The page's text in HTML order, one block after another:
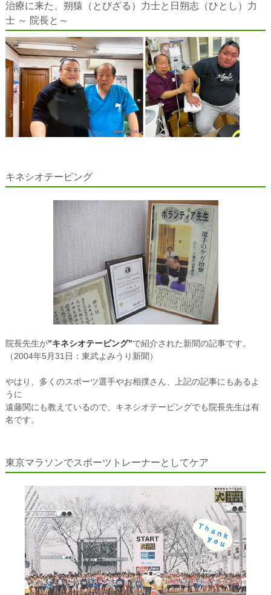
治療に来た、朔猿（とびざる）力士と日朔志（ひとし）力
士 ～ 院長と～
キネシオテーピング
院長先生が”キネシオテーピング”で紹介された新聞の記事です。
（2004年5月31日：東武よみうり新聞）
やはり、多くのスポーツ選手やお相撲さん、上記の記事にもあるよ
うに
遠藤関にも教えているので、キネシオテーピングでも院長先生は有
名です。
東京マラソンでスポーツトレーナーとしてケア